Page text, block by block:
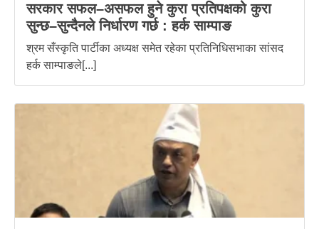
सरकार सफल–असफल हुने कुरा प्रतिपक्षको कुरा
सुन्छ–सुन्दैनले निर्धारण गर्छ : हर्क साम्पाङ
श्रम सँस्कृति पार्टीका अध्यक्ष समेत रहेका प्रतिनिधिसभाका सांसद
हर्क साम्पाङले[...]